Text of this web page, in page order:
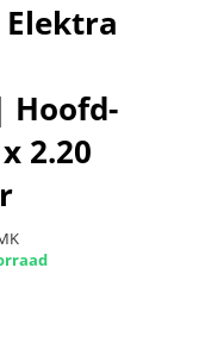
Hoofd-
2.20